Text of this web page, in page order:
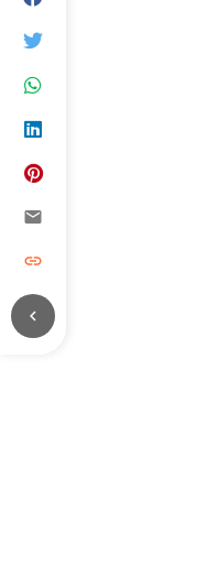
email
link
chevron_left